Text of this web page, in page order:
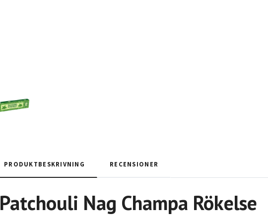
PRODUKTBESKRIVNING RECENSIONER
Patchouli Nag Champa Rökelse